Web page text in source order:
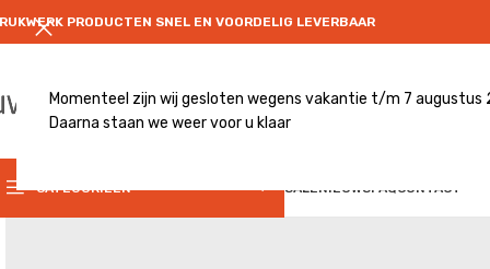
Momenteel zijn wij gesloten wegens vakantie t/m 7 augustus
Daarna staan we weer voor u klaar
PRODUCTEN SNEL EN VOORDELIG LEVERBAAR
CATEGORIEËN SALENIEUWSFAQCONTACT